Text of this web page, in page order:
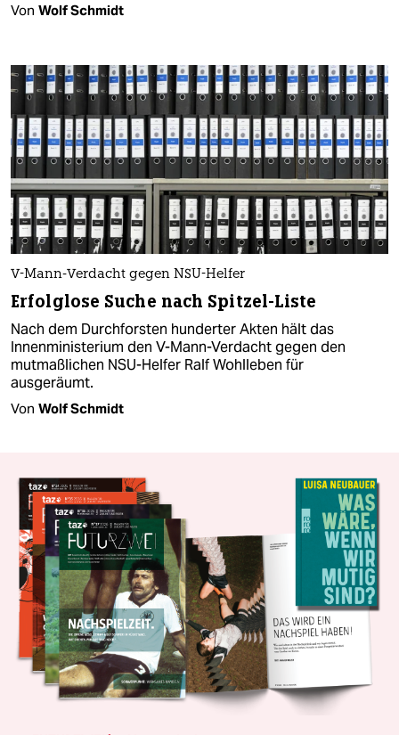
Von Wolf Schmidt
V-Mann-Verdacht gegen NSU-Helfer
Erfolglose Suche nach Spitzel-Liste
Nach dem Durchforsten hunderter Akten hält das
Innenministerium den V-Mann-Verdacht gegen den
mutmaßlichen NSU-Helfer Ralf Wohlleben für
ausgeräumt.
Von Wolf Schmidt